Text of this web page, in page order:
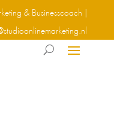
& Businesscoach |